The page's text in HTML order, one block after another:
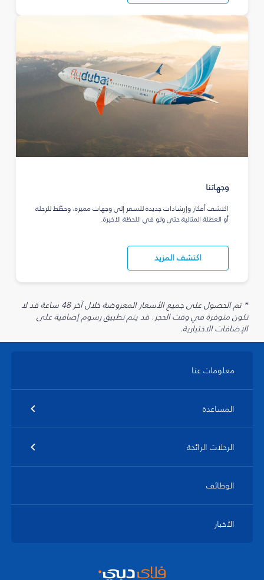
وجهاتنا
اكتشف أفكار وإرشادات جديدة للسفر إلى وجهات مميزة، وخطّط للرحلة
أو العطلة المثالية حتى ولو في اللحظة الأخيرة.
اكتشف المزيد
* تم الحصول على جميع الأسعار المعروضة خلال آخر 48 ساعة قد لا
تكون متوفرة في وقت الحجز. قد يتم تطبيق رسوم إضافية على
الإضافات الاختيارية.
معلومات عنا
المساعدة
الرحلات الرائجة
الوظائف
الأخبار